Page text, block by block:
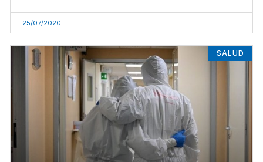
25/07/2020
SALUD